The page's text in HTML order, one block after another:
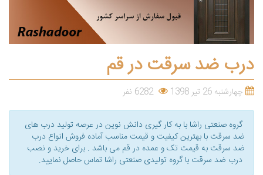
درب ضد سرقت در قم
چهارشنبه 26 تیر 1398 6282 نفر
گروه صنعتی راشا با به کار گیری دانش نوین در عرصه تولید درب های
ضد سرقت با بهترین کیفیت و قیمت مناسب آماده فروش انواع درب
ضد سرقت به قیمت تک و عمده در قم می باشد . برای خرید و نصب
درب ضد سرقت با گروه تولیدی صنعتی راشا تماس حاصل نمایید.